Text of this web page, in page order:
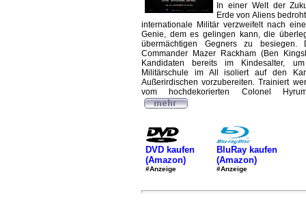
In einer Welt der
Erde von Aliens
internationale Militär verzweifelt nach
Genie, dem es gelingen kann, die
übermächtigen Gegners zu besiegen.
Commander Mazer Rackham (Ben
Kandidaten bereits im Kindesalter,
Militärschule im All isoliert auf den
Außerirdischen vorzubereiten. Trainiert
vom hochdekorierten Colonel
DVD kaufen
(Amazon)
#Anzeige
BluRay kaufen
(Amazon)
#Anzeige